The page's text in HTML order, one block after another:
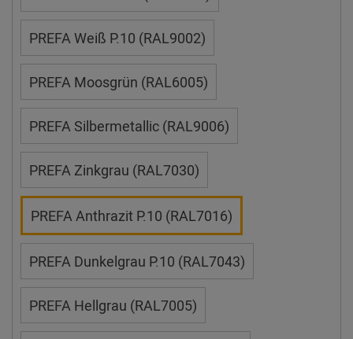
PREFA Weiß P.10 (RAL9002)
PREFA Moosgrün (RAL6005)
PREFA Silbermetallic (RAL9006)
PREFA Zinkgrau (RAL7030)
PREFA Anthrazit P.10 (RAL7016)
PREFA Dunkelgrau P.10 (RAL7043)
PREFA Hellgrau (RAL7005)